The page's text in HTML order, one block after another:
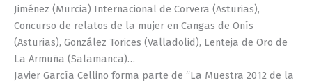
Jiménez (Murcia) Internacional de Corvera (Asturias),
Concurso de relatos de la mujer en Cangas de Onís
(Asturias), González Torices (Valladolid), Lenteja de Oro de
La Armuña (Salamanca)…
Javier García Cellino forma parte de “La Muestra 2012 de la